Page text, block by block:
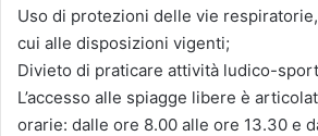
Uso di protezioni delle vie
cui alle disposizioni vigenti;
Divieto di praticare attività ludico-
L’accesso alle spiagge libere è
orarie: dalle ore 8.00 alle ore 13.30 e